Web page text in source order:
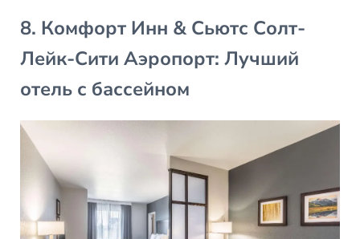
8. Комфорт Инн & Сьютс Солт-
Лейк-Сити Аэропорт: Лучший
отель с бассейном